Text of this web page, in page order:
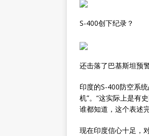
S-400创下纪录？
还击落了巴基斯坦预
印度的S-400防空系
机”。“这实际上是有
谁都知道，这个表述
现在印度信心十足，